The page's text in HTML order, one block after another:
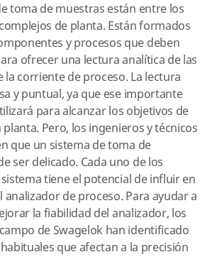
toma de muestras están entre los
de planta. Están formados
y procesos que deben
ofrecer una lectura analítica de las
la corriente de proceso. La lectura
y puntual, ya que ese importante
para alcanzar los objetivos de
Pero, los ingenieros y técnicos
que un sistema de toma de
ser delicado. Cada uno de los
tiene el potencial de influir en
analizador de proceso. Para ayudar a
la fiabilidad del analizador, los
de Swagelok han identificado
que afectan a la precisión